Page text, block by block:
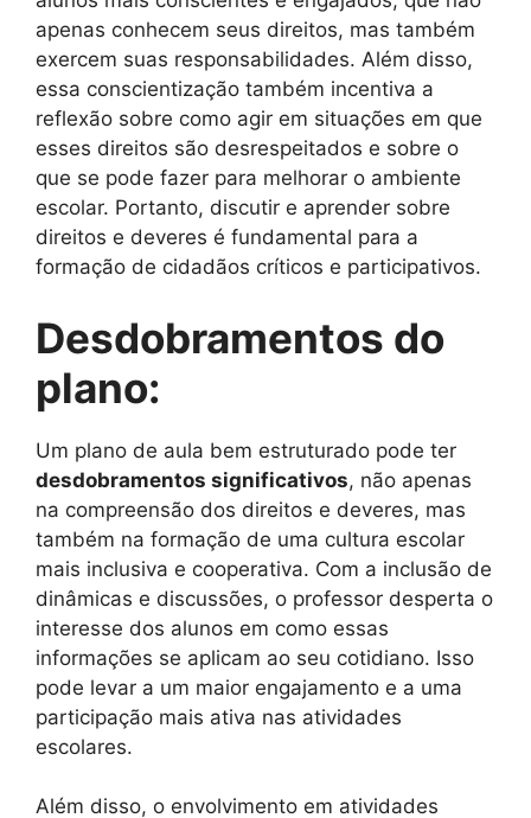
apenas conhecem seus direitos, mas também
exercem suas responsabilidades. Além disso,
essa conscientização também incentiva a
reflexão sobre como agir em situações em que
esses direitos são desrespeitados e sobre o
que se pode fazer para melhorar o ambiente
escolar. Portanto, discutir e aprender sobre
direitos e deveres é fundamental para a
formação de cidadãos críticos e participativos.
Desdobramentos do
plano:
Um plano de aula bem estruturado pode ter
desdobramentos significativos, não apenas
na compreensão dos direitos e deveres, mas
também na formação de uma cultura escolar
mais inclusiva e cooperativa. Com a inclusão de
dinâmicas e discussões, o professor desperta o
interesse dos alunos em como essas
informações se aplicam ao seu cotidiano. Isso
pode levar a um maior engajamento e a uma
participação mais ativa nas atividades
escolares.
Além disso, o envolvimento em atividades